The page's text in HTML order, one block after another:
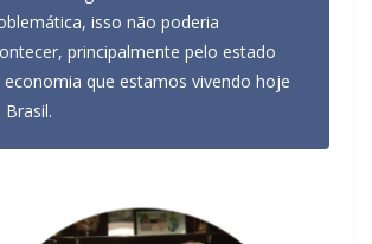
isso não poderia
principalmente pelo estado
economia que estamos vivendo hoje
Brasil.